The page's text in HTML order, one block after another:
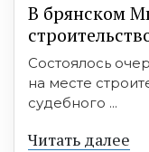
В брянском
Состоялось
на месте
судебного ...
Читать далее